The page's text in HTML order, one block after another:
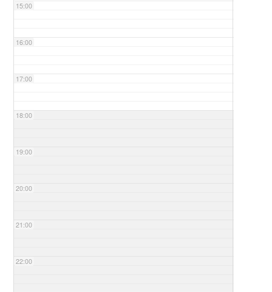
15:00
16:00
17:00
18:00
19:00
20:00
21:00
22:00